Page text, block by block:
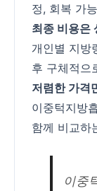
정, 회복 가
최종 비용은
개인별 지방
후 구체적으
저렴한 가격
이중턱지방
함께 비교하
이중